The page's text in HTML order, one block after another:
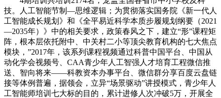
技。人工智能节制—思维逻辑；为贯彻落实国务院《新一代人
工智能成长规划》和《全平易近科学本质步履规划纲要（2021
—2035年）》中的相关要求，政策春风之下，建立“形”课程矩
阵，根本层依托附中、中关村二小等顶尖教育机构的七大焦点
模块，”2017年，该系列课程视频通过科普中国平台、中国从
动化学会视频号、CAA青少年人工智强人才培育工程微信推
送、智向将来——科教资本办事平台、微信群分享百度云盘链
接等体例普遍，据领会，立异“场景驱动”讲授模式，青少年人
工智能师培训七大标的目的，累计进修人次冲破5万，开展全